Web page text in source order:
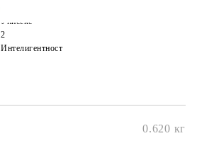
Унисекс
2
Интелигентност
0.620 кг